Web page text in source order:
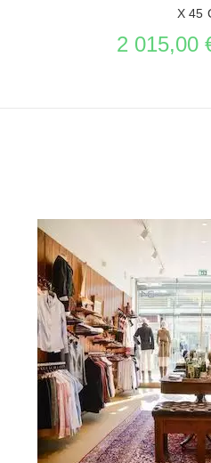
X 45
2 015,00
VER EL PRODUCTO